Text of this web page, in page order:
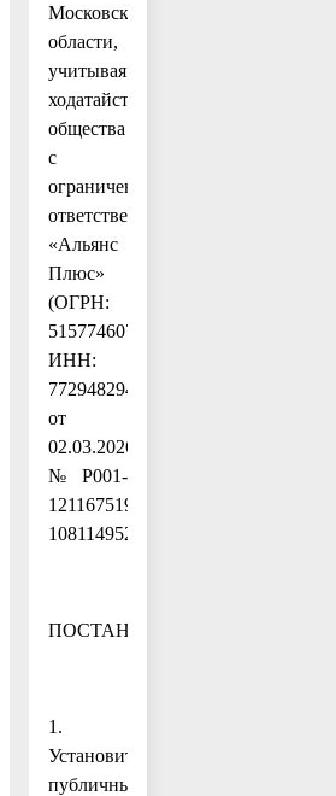
Московской
области,
учитывая
ходатайство
общества
с
ограниченной
ответственностью
«Альянс
Плюс»
(ОГРН:
5157746073030,
ИНН:
7729482940)
от
02.03.2026
№ P001-
1211675195-
108114952,
ПОСТАНОВЛЯЮ:
1.
Установить
публичный